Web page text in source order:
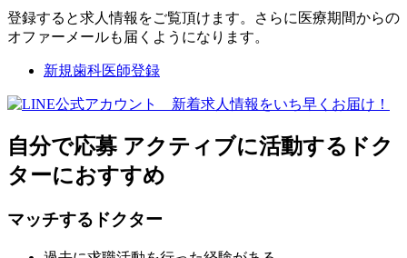
登録すると求人情報をご覧頂けます。さらに医療期間からの
オファーメールも届くようになります。
新規歯科医師登録
自分で応募 アクティブに活動するドク
ターにおすすめ
マッチするドクター